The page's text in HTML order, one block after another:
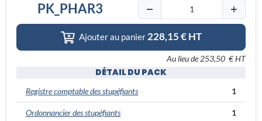
PK_PHAR3
Ajouter au panier 228,15€ HT
Au lieu de 253,50 € HT
DÉTAIL DU PACK
Registre comptable des stupéfiants 1
Ordonnancier des stupéfiants 1